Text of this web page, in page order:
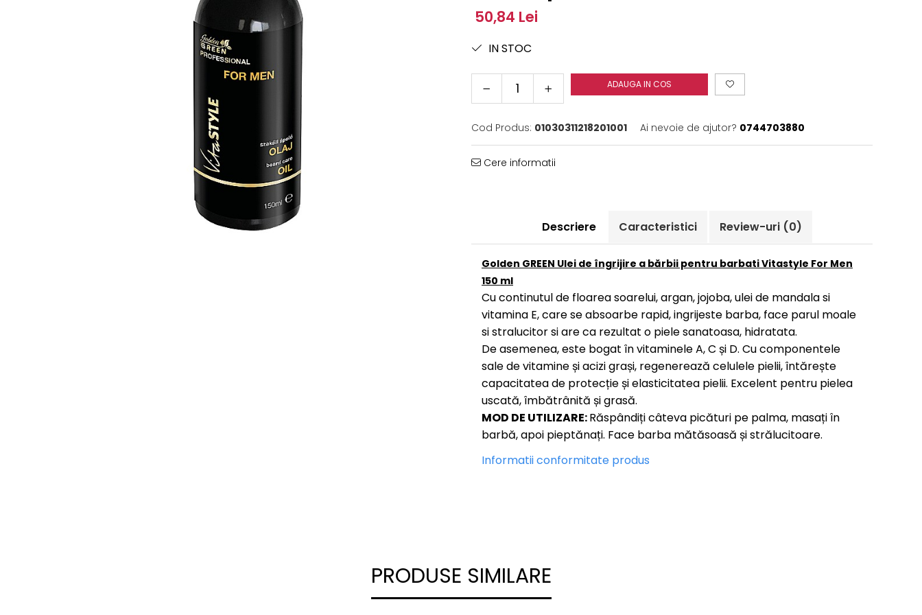
50,84 Lei
IN STOC
ADAUGA IN COS
Cod Produs: 01030311218201001 Ai nevoie de ajutor? 0744703880
Cere informatii
Descriere Caracteristici Review-uri (0)
Golden GREEN Ulei de îngrijire a bărbii pentru barbati Vitastyle For Men
150 ml
Cu continutul de floarea soarelui, argan, jojoba, ulei de mandala si
vitamina E, care se absoarbe rapid, ingrijeste barba, face parul moale
si stralucitor si are ca rezultat o piele sanatoasa, hidratata.
De asemenea, este bogat în vitaminele A, C și D. Cu componentele
sale de vitamine și acizi grași, regenerează celulele pielii, întărește
capacitatea de protecție și elasticitatea pielii. Excelent pentru pielea
uscată, îmbătrânită și grasă.
MOD DE UTILIZARE:Răspândiți câteva picături pe palma, masați în
barbă, apoi pieptănați. Face barba mătăsoasă și strălucitoare.
Informatii conformitate produs
PRODUSE SIMILARE